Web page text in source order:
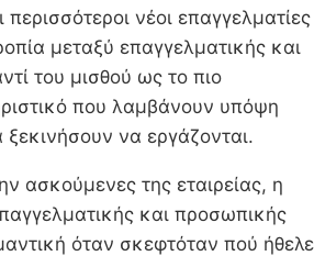
νέοι επαγγελματίες
μεταξύ επαγγελματικής και
του μισθού ως το πιο
που λαμβάνουν υπόψη
να εργάζονται.
ασκούμενες της εταιρείας, η
και προσωπικής
όταν σκεφτόταν πού ήθελε